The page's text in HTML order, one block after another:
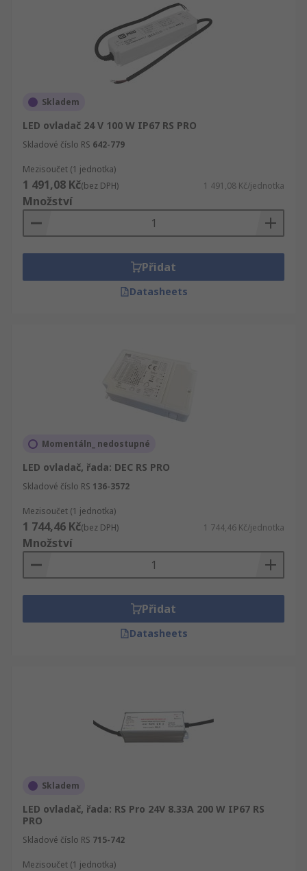
Skladem
LED ovladač 24 V 100 W IP67 RS PRO
Skladové číslo RS 642-779
Mezisoučet (1 jednotka)
1 491,08 Kč(bez DPH) 1 491,08 Kč/jednotka
Množství
Přidat
Datasheets
Momentáln_ nedostupné
LED ovladač, řada: DEC RS PRO
Skladové číslo RS 136-3572
Mezisoučet (1 jednotka)
1 744,46 Kč(bez DPH) 1 744,46 Kč/jednotka
Množství
Přidat
Datasheets
Skladem
LED ovladač, řada: RS Pro 24V 8.33A 200 W IP67 RS
PRO
Skladové číslo RS 715-742
Mezisoučet (1 jednotka)